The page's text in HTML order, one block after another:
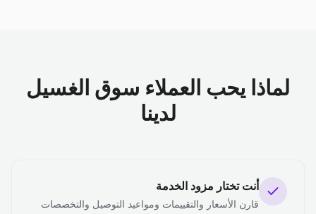
لماذا يحب العملاء سوق الغسيل
لدينا
أنت تختار مزود الخدمة
قارن الأسعار والتقييمات ومواعيد التوصيل والتخصصات